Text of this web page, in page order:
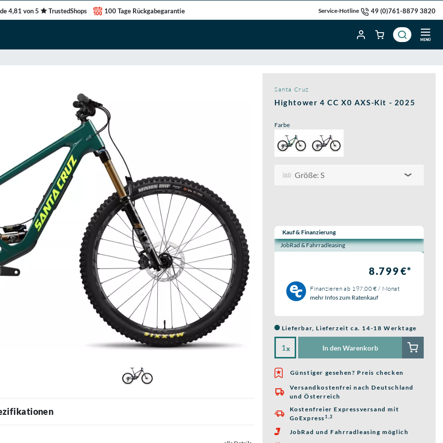
4,81 von 5 TrustedShops 100 Tage Rückgabegarantie Service-Hotline 49 (0)761-8879 3820
MENÜ
Santa Cruz
Hightower 4 CC X0 AXS-Kit - 2025
Farbe
Größe: S
Wähle eine Preisoption:
Kauf & Finanzierung
JobRad & Fahrradleasing
8.799 €*
Finanzieren ab 197,00 € / Monat
mehr Infos zum Ratenkauf
Lieferbar, Lieferzeit ca. 14-18 Werktage
x In den Warenkorb
Günstiger gesehen? Preis checken

Versandkostenfrei nach Deutschland
und Österreich

Kostenfreier Expressversand mit
GoExpress 1,2
 JobRad und Fahrradleasing möglich